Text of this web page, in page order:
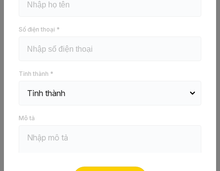
Số điện thoại *
Tỉnh thành *
Mô tả
thạch cao nào trên thị trường hiện nay? Qua bài viết này,